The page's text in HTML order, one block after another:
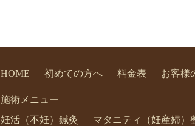
HOME 初めての方へ 料金表 お客様
施術メニュー
妊活（不妊）鍼灸
マタニティ（妊産婦）